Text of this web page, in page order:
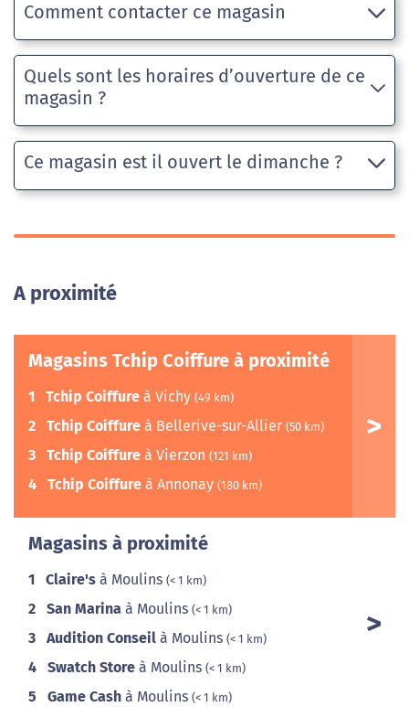
Comment contacter ce magasin
Quels sont les horaires d’ouverture de ce
magasin ?
Ce magasin est il ouvert le dimanche ?
A proximité
Magasins Tchip Coiffure à proximité
1 Tchip Coiffure à Vichy (49 km)
2 Tchip Coiffure à Bellerive-sur-Allier (50 km)
3 Tchip Coiffure à Vierzon (121 km)
4 Tchip Coiffure à Annonay (180 km)
Magasins à proximité
1 Claire's à Moulins (< 1 km)
2 San Marina à Moulins (< 1 km)
3 Audition Conseil à Moulins (< 1 km)
4 Swatch Store à Moulins (< 1 km)
5 Game Cash à Moulins (< 1 km)